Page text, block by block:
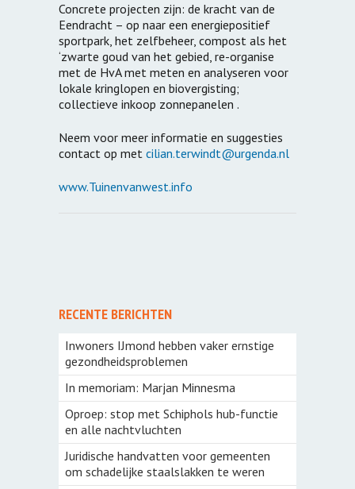
Concrete projecten zijn: de kracht van de
Eendracht – op naar een energiepositief
sportpark, het zelfbeheer, compost als het
‘zwarte goud van het gebied, re-organise
met de HvA met meten en analyseren voor
lokale kringlopen en biovergisting;
collectieve inkoop zonnepanelen .
Neem voor meer informatie en suggesties
contact op met cilian.terwindt@urgenda.nl
www.Tuinenvanwest.info
RECENTE BERICHTEN
Inwoners IJmond hebben vaker ernstige
gezondheidsproblemen
In memoriam: Marjan Minnesma
Oproep: stop met Schiphols hub-functie
en alle nachtvluchten
Juridische handvatten voor gemeenten
om schadelijke staalslakken te weren